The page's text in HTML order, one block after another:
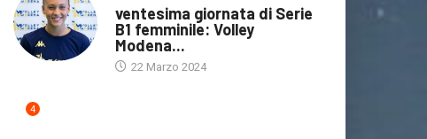
ventesima giornata di Serie
B1 femminile: Volley
Modena...
22 Marzo 2024
4